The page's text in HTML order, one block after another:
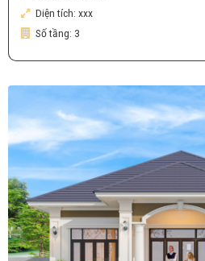
Diện tích: xxx
Số tầng: 3